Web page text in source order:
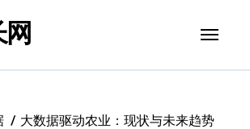
大数据驱动农业：现状与未来趋势